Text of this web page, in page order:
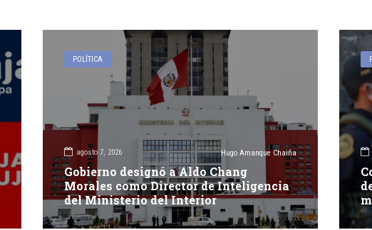
POLÍTICA
agosto 7, 2026 Hugo Amanque Chaiña
Gobierno designó a Aldo Chang
Morales como Director de Inteligencia
del Ministerio del Interior